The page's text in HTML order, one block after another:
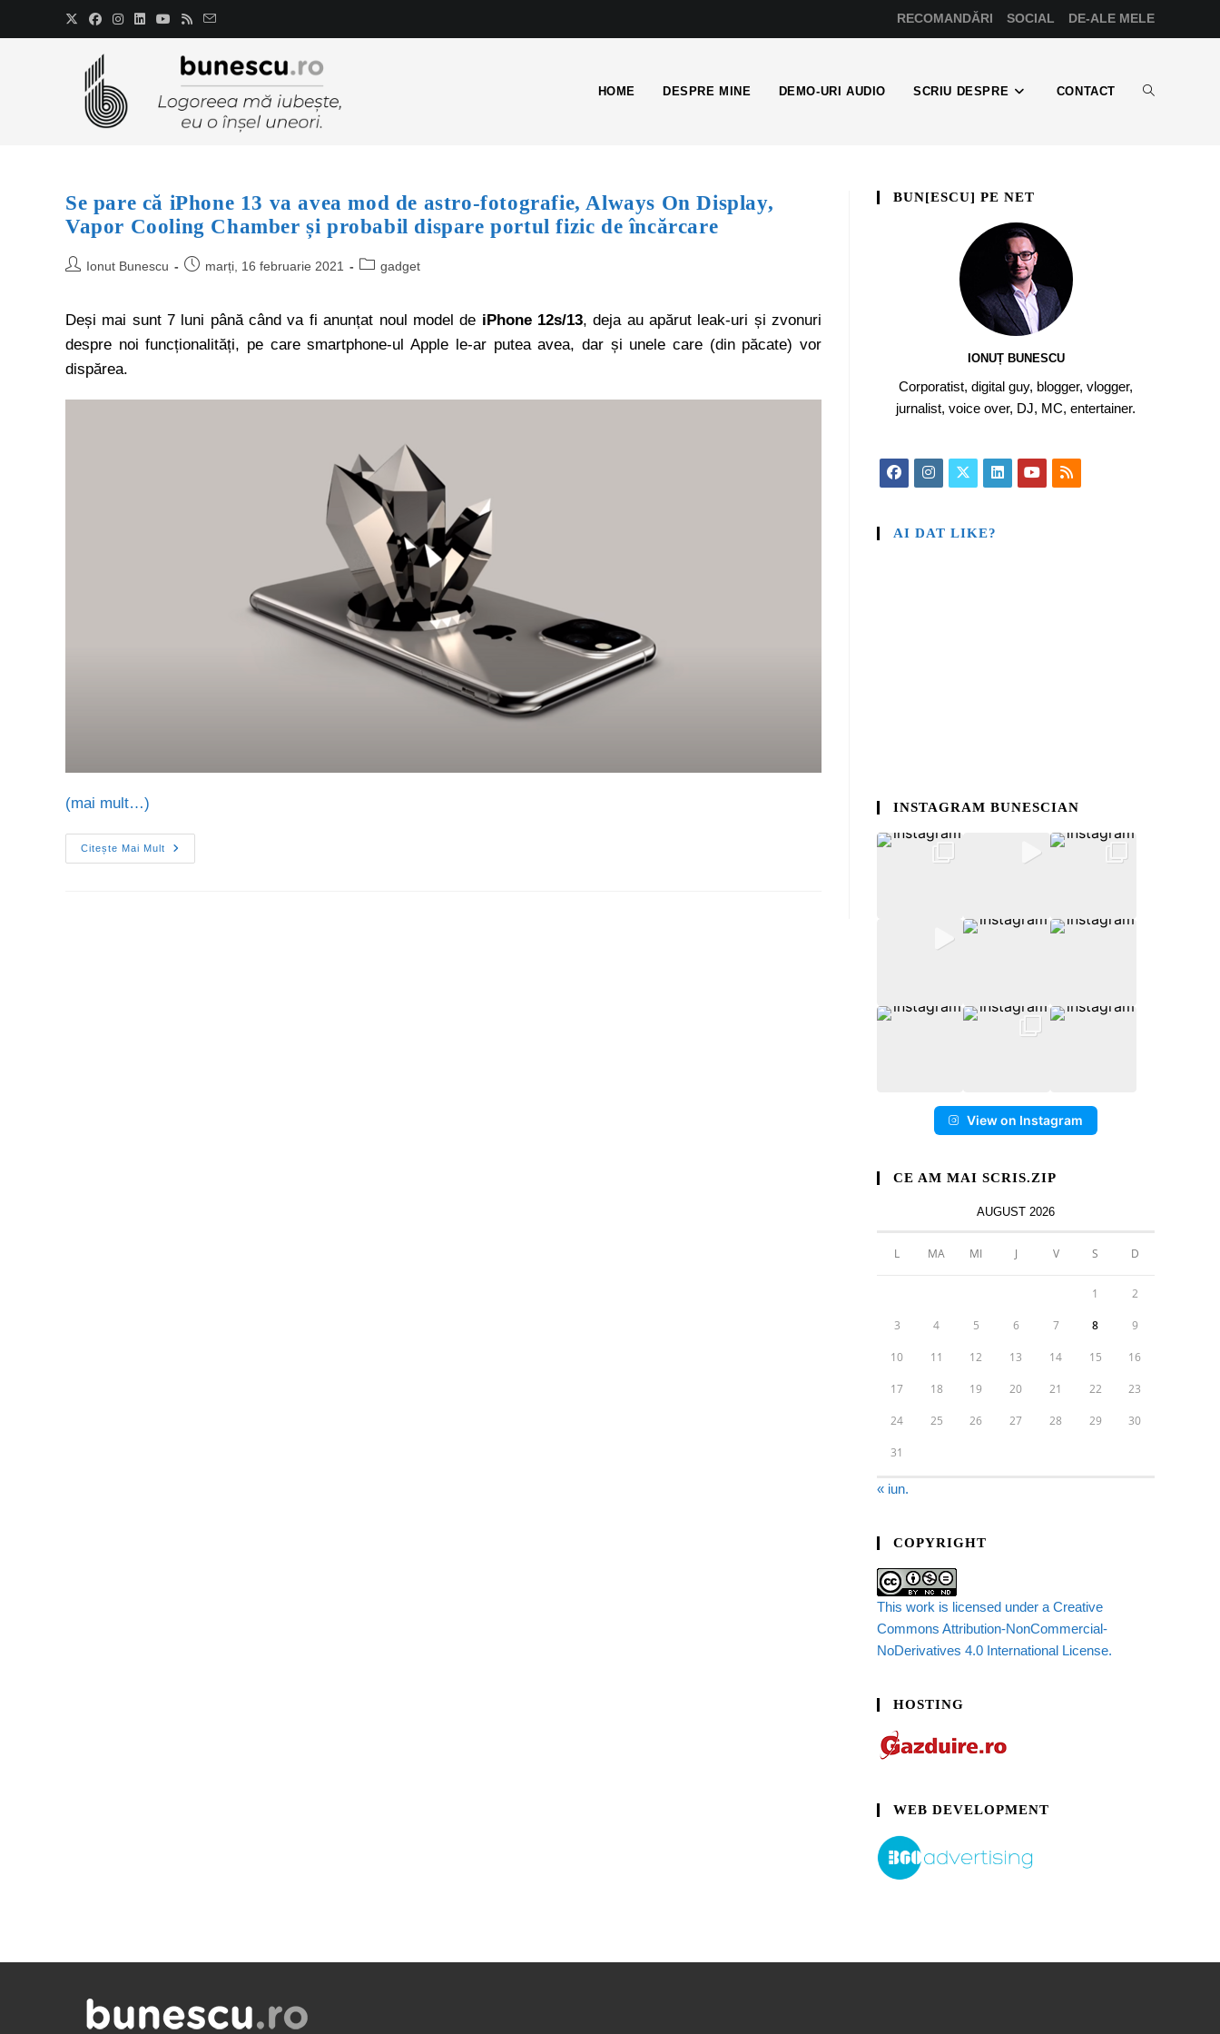
RECOMANDĂRI SOCIAL DE-ALE MELE
HOME DESPRE MINE DEMO-URI AUDIO SCRIU DESPRE CONTACT
Se pare că iPhone 13 va avea mod de astro-fotografie, Always On Display,
Vapor Cooling Chamber și probabil dispare portul fizic de încărcare
Ionut Bunescu marți, 16 februarie 2021 gadget
Deși mai sunt 7 luni până când va fi anunțat noul model de iPhone 12s/13, deja au apărut leak-uri și zvonuri
despre noi funcționalități, pe care smartphone-ul Apple le-ar putea avea, dar și unele care (din păcate) vor
dispărea.
(mai mult…)
Citește Mai Mult
BUN[ESCU] PE NET
IONUȚ BUNESCU
Corporatist, digital guy, blogger, vlogger,
jurnalist, voice over, DJ, MC, entertainer.
AI DAT LIKE?
INSTAGRAM BUNESCIAN
View on Instagram
CE AM MAI SCRIS.ZIP
AUGUST 2026
L MA MI J V S D
1 2
3 4 5 6 7 8 9
10 11 12 13 14 15 16
17 18 19 20 21 22 23
24 25 26 27 28 29 30
31
« iun.
COPYRIGHT
This work is licensed under a Creative
Commons Attribution-NonCommercial-
NoDerivatives 4.0 International License.
HOSTING
WEB DEVELOPMENT